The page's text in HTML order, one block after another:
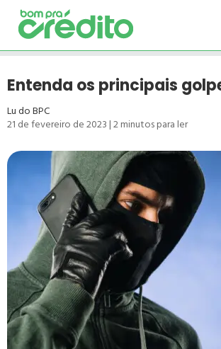
Entenda os principais
Lu do BPC
21 de fevereiro de 2023|2minutos para ler